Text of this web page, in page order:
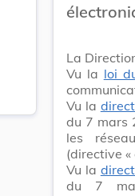
La
Vu la loi
Vu la
du 7 mars
les
(directive «
Vu la
du 7